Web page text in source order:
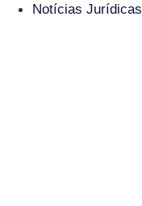
Notícias Jurídicas